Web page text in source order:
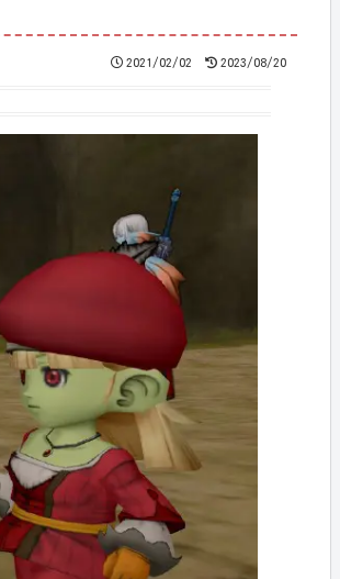
2021/02/02 2023/08/20